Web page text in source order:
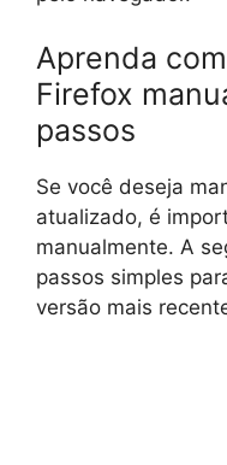
Aprenda
Firefox
passos
Se você deseja
atualizado, é
manualmente. A
passos simples
versão mais